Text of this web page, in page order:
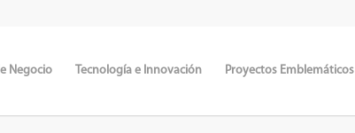
Negocio Tecnología e Innovación Proyectos Emblemáticos